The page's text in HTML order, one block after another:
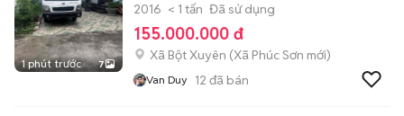
1 phút trước 7
2016 < 1 tấn Đã sử dụng
155.000.000 đ
Xã Bột Xuyên (Xã Phúc Sơn mới)
Van Duy 12 đã bán